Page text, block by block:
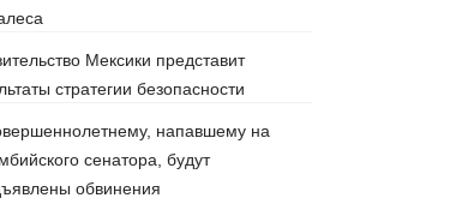
Мексики представит
стратегии безопасности
напавшему на
сенатора, будут
обвинения